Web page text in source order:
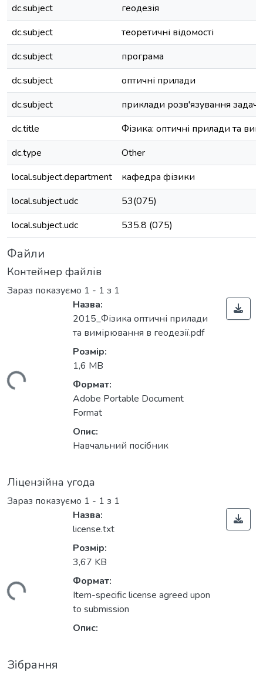
dc.subject
геодезія
dc.subject
теоретичні відомості
dc.subject
програма
dc.subject
оптичні прилади
dc.subject
приклади розв'язування задач
dc.title
Фізика: оптичні прилади та
dc.type
Other
local.subject.department
кафедра фізики
local.subject.udc
53(075)
local.subject.udc
535.8 (075)
Файли
Контейнер файлів
Зараз показуємо 1 - 1 з 1
Назва:
2015_Фізика оптичні прилади
та вимірювання в геодезії.pdf
Розмір:
1,6 MB
Формат:
Adobe Portable Document
Format
Опис:
Навчальний посібник
Ліцензійна угода
Зараз показуємо 1 - 1 з 1
Назва:
license.txt
Розмір:
3,67 KB
Формат:
Item-specific license agreed upon
to submission
Опис:
Зібрання